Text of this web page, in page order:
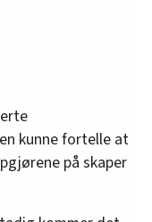
kunne fortelle at
på skaper